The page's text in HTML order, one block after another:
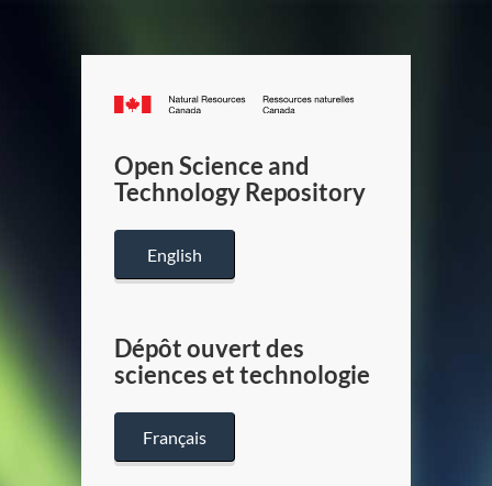
Canada.ca
/
Canada
Open Science and
Technology Repository
English
Dépôt ouvert des
sciences et technologie
Français